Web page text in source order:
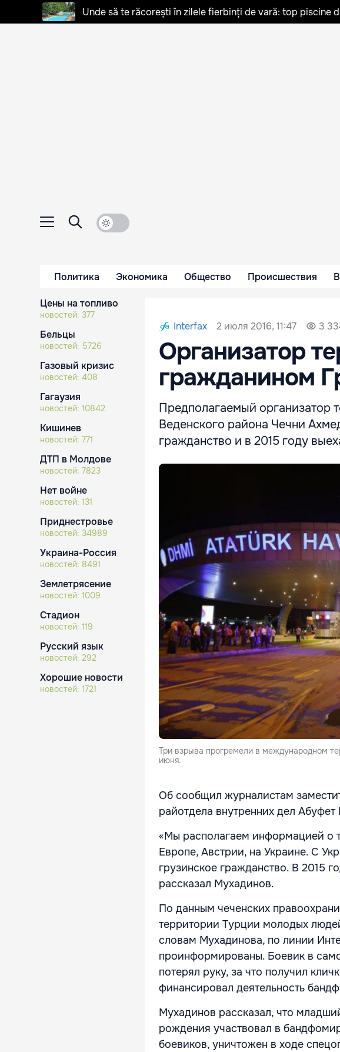
Unde să te răcorești în zilele fierbinți de vară: top piscine
Политика Экономика Общество Происшествия
Цены на топливо
новостей: 377
Бельцы
новостей: 5726
Газовый кризис
новостей: 408
Гагаузия
новостей: 10842
Кишинев
новостей: 771
ДТП в Молдове
новостей: 7823
Нет войне
новостей: 131
Приднестровье
новостей: 34989
Украина-Россия
новостей: 8491
Землетрясение
новостей: 1009
Стадион
новостей: 119
Русский язык
новостей: 292
Хорошие новости
новостей: 1721
Interfax 2 июля 2016, 11:47 3
Организатор
гражданином
Предполагаемый организатор
Веденского района Чечни
гражданство и в 2015 году
Три взрыва прогремели в международном
июня.
Об сообщил журналистам
райотдела внутренних дел
«Мы располагаем информацией о
Европе, Австрии, на Украине. С
грузинское гражданство. В 2015
рассказал Мухадинов.
По данным чеченских
территории Турции молодых
словам Мухадинова, по линии
проинформированы. Боевик в
потерял руку, за что получил
финансировал деятельность
Мухадинов рассказал, что
рождения участвовал в
боевиков, уничтожен в ходе